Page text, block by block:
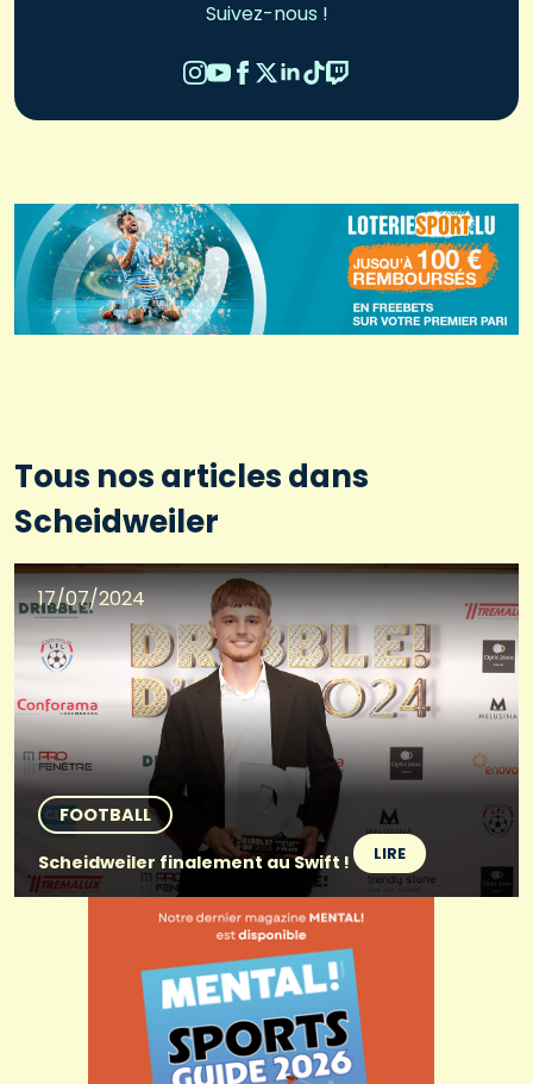
Suivez-nous !
Tous nos articles dans
Scheidweiler
17/07/2024
FOOTBALL
Scheidweiler finalement au Swift !
LIRE